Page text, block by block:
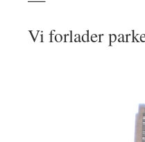
Vi forlader